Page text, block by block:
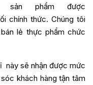
sản phẩm được
chính thức. Chúng tôi
lẻ thực phẩm chức
này sẽ nhận được mức
khách hàng tận tâm